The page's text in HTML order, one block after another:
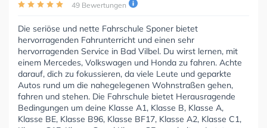
49 Bewertungen
Die seriöse und nette Fahrschule Sponer bietet
hervorragenden Fahrunterricht und einen sehr
hervorragenden Service in Bad Vilbel. Du wirst lernen, mit
einem Mercedes, Volkswagen und Honda zu fahren. Achte
darauf, dich zu fokussieren, da viele Leute und geparkte
Autos rund um die nahegelegenen Wohnstraßen gehen,
fahren und stehen. Die Fahrschule bietet Herausragende
Bedingungen um deine Klasse A1, Klasse B, Klasse A,
Klasse BE, Klasse B96, Klasse BF17, Klasse A2, Klasse C1,